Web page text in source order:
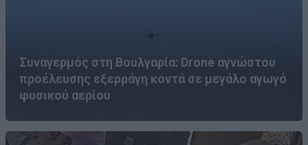
Συναγερμός στη Βουλγαρία: Drone αγνώστου
προέλευσης εξερράγη κοντά σε μεγάλο αγωγό
φυσικού αερίου